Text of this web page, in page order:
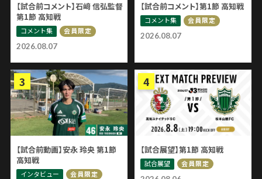
2026.08.07
【試合前コメント】石﨑 信弘監督
第1節 高知戦
コメント集 会員限定
2026.08.07
【試合前コメント】第1節 高知戦
コメント集 会員限定
【試合前動画】安永 玲央 第1節
高知戦
インタビュー 会員限定
【試合展望】第1節 高知戦
試合展望 会員限定